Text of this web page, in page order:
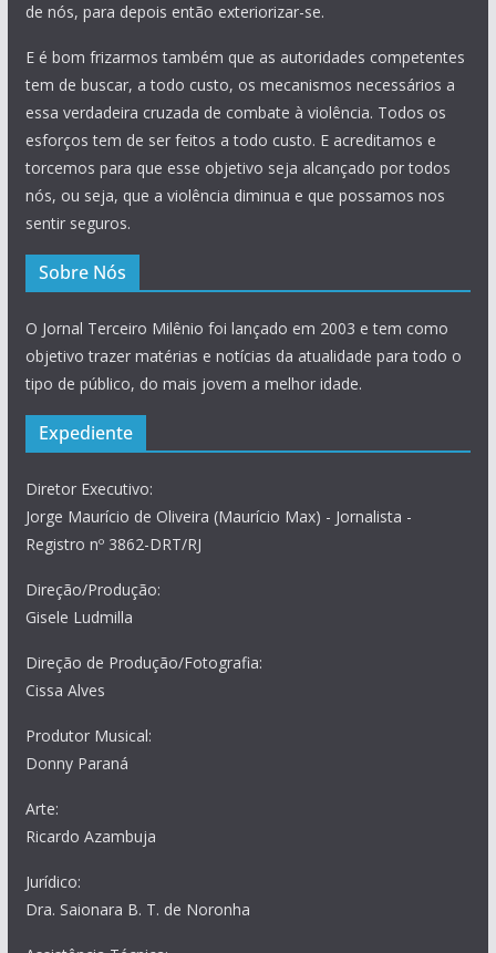
de nós, para depois então exteriorizar-se.
E é bom frizarmos também que as autoridades competentes
tem de buscar, a todo custo, os mecanismos necessários a
essa verdadeira cruzada de combate à violência. Todos os
esforços tem de ser feitos a todo custo. E acreditamos e
torcemos para que esse objetivo seja alcançado por todos
nós, ou seja, que a violência diminua e que possamos nos
sentir seguros.
Sobre Nós
O Jornal Terceiro Milênio foi lançado em 2003 e tem como
objetivo trazer matérias e notícias da atualidade para todo o
tipo de público, do mais jovem a melhor idade.
Expediente
Diretor Executivo:
Jorge Maurício de Oliveira (Maurício Max) - Jornalista -
Registro nº 3862-DRT/RJ
Direção/Produção:
Gisele Ludmilla
Direção de Produção/Fotografia:
Cissa Alves
Produtor Musical:
Donny Paraná
Arte:
Ricardo Azambuja
Jurídico:
Dra. Saionara B. T. de Noronha